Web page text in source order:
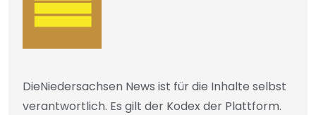
DieNiedersachsen News ist für die Inhalte selbst
verantwortlich. Es gilt der Kodex der Plattform.